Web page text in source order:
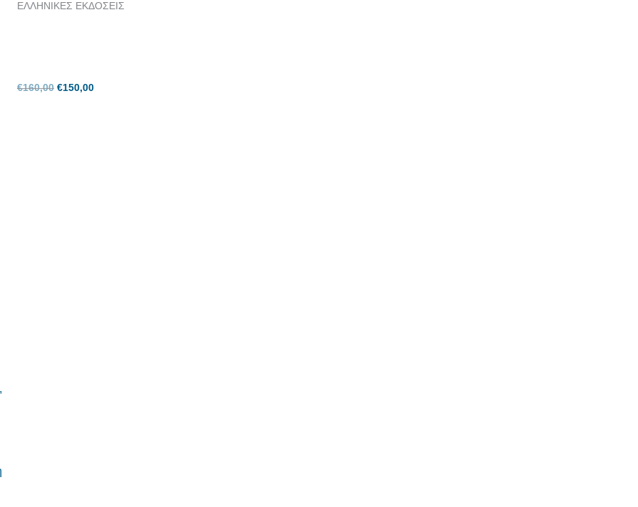
ΕΛΛΗΝΙΚΕΣ ΕΚΔΟΣΕΙΣ
€160,00 €150,00